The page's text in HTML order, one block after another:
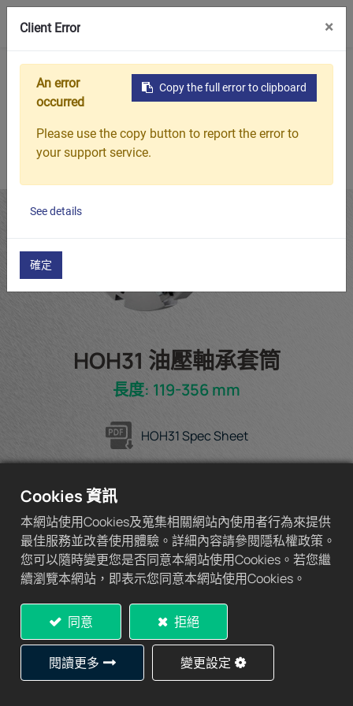
首頁 產品 精選產品 HOH31 油壓軸承套筒
HOH31 油壓軸承套筒
長度: 119-356 mm
HOH31 Spec Sheet
加入詢價車
規格表
Cookies 資訊
本網站使用Cookies及蒐集相關網站內使用者行為來提供
最佳服務並改善使用體驗。詳細內容請參閱隱私權政策。
您可以隨時變更您是否同意本網站使用Cookies。若您繼
續瀏覽本網站，即表示您同意本網站使用Cookies。
同意 拒絕
閱讀更多 變更設定
Client Error ×
Copy the full error to clipboard
An error
occurred
Please use the copy button to report the error to
your support service.
See details
確定